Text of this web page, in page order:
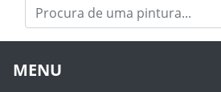
MENU